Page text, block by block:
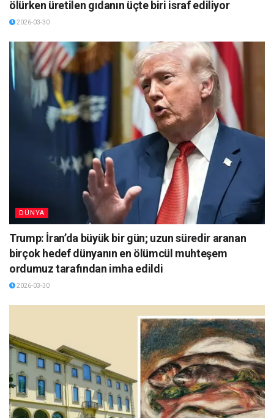
ölürken üretilen gıdanın üçte biri israf ediliyor
2026-03-30
DÜNYA
Trump: İran’da büyük bir gün; uzun süredir aranan
birçok hedef dünyanın en ölümcül muhteşem
ordumuz tarafından imha edildi
2026-03-30